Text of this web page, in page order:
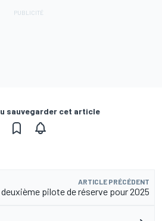
sauvegarder cet article
ARTICLE PRÉCÉDENT
pilote de réserve pour 2025